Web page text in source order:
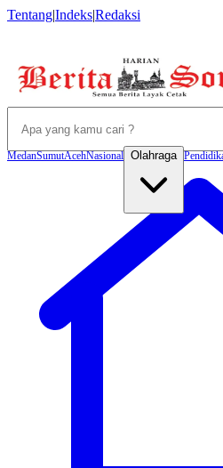
Tentang|Indeks|Redaksi
MedanSumutAcehNasional Olahraga